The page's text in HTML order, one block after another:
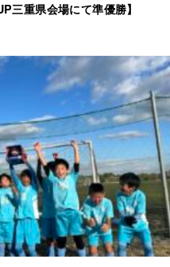
三重県会場にて準優勝】